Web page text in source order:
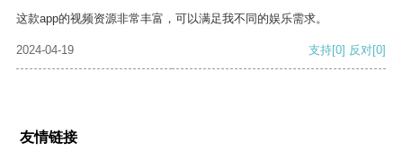
这款app的视频资源非常丰富，可以满足我不同的娱乐需求。
2024-04-19 支持[0] 反对[0]
友情链接